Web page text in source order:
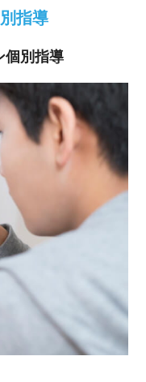
指導
個別指導